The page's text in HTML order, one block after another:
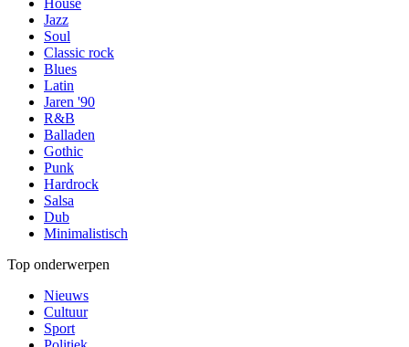
House
Jazz
Soul
Classic rock
Blues
Latin
Jaren '90
R&B
Balladen
Gothic
Punk
Hardrock
Salsa
Dub
Minimalistisch
Top onderwerpen
Nieuws
Cultuur
Sport